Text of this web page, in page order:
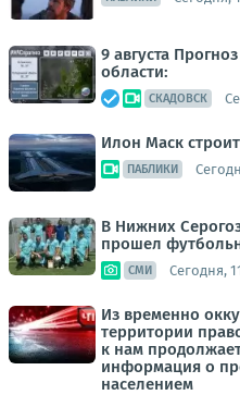
9 августа
области:
СКАДОВСК
Илон Маск
ПАБЛИКИ
В Нижних
прошел
СМИ Сегодня,
Из временно
территории
к нам
информация о
населением